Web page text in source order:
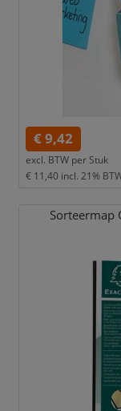
€ 9,42
excl. BTW per Stuk
€ 11,40 incl. 21%
Sorteermap